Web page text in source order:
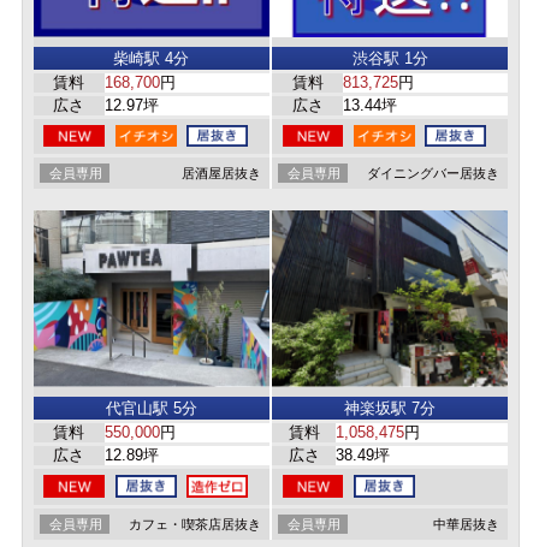
柴崎駅 4分
賃料
168,700円
広さ
12.97坪
会員専用 居酒屋居抜き
渋谷駅 1分
賃料
813,725円
広さ
13.44坪
会員専用 ダイニングバー居抜き
代官山駅 5分
賃料
550,000円
広さ
12.89坪
会員専用 カフェ・喫茶店居抜き
神楽坂駅 7分
賃料
1,058,475円
広さ
38.49坪
会員専用 中華居抜き